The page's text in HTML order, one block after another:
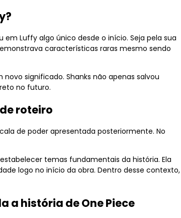
Luffy algo único desde o início. Seja pela sua
características raras mesmo sendo
significado. Shanks não apenas salvou
no futuro.
roteiro
de poder apresentada posteriormente. No
temas fundamentais da história. Ela
logo no início da obra. Dentro desse contexto,
a história de One Piece